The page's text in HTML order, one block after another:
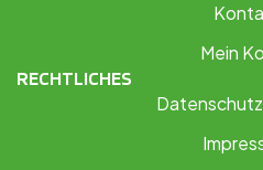
Mein
RECHTLICHES